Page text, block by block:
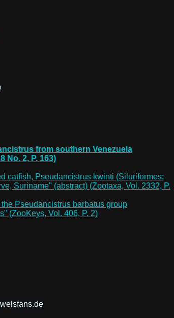
from southern Venezuela
No. 2, P. 163)
catfish, Pseudancistrus kwinti (Siluriformes:
Suriname" (abstract) (Zootaxa, Vol. 2332, P.
Pseudancistrus barbatus group
(ZooKeys, Vol. 406, P. 2)